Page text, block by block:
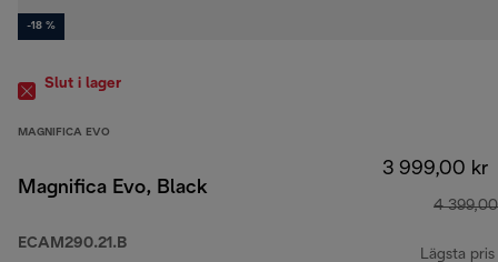
-18 %
Slut i lager
MAGNIFICA EVO
Magnifica Evo, Black
ECAM290.21.B
3 999,00 kr
4
Lägsta pris